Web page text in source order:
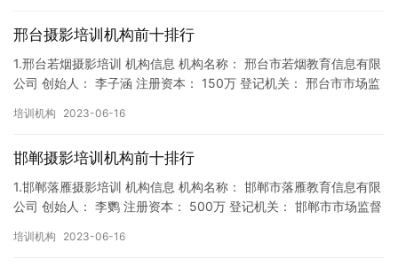
邢台摄影培训机构前十排行
1.邢台若烟摄影培训 机构信息 机构名称： 邢台市若烟教育信息有限
公司 创始人： 李子涵 注册资本： 150万 登记机关： 邢台市市场监
培训机构 2023-06-16
邯郸摄影培训机构前十排行
1.邯郸落雁摄影培训 机构信息 机构名称： 邯郸市落雁教育信息有限
公司 创始人： 李鹦 注册资本： 500万 登记机关： 邯郸市市场监督
培训机构 2023-06-16